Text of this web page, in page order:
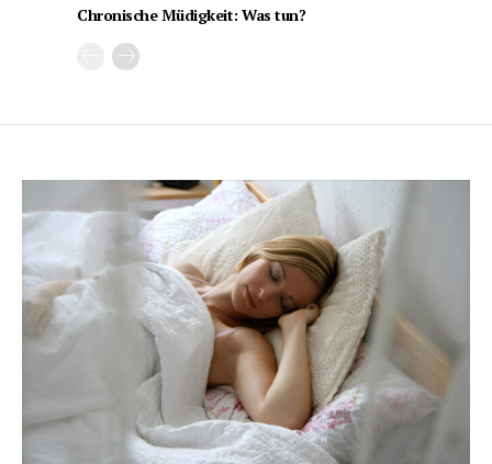
Chronische Müdigkeit: Was tun?